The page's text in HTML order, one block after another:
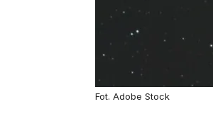
Fot. Adobe Stock